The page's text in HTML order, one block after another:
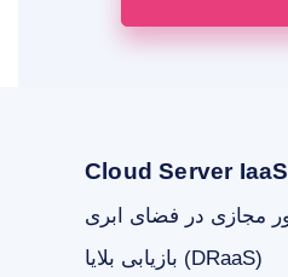
Cloud Server IaaS
بازیابی بلایا (DRaaS)